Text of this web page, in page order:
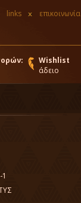
links επικοινωνία
Wishlist
άδειο